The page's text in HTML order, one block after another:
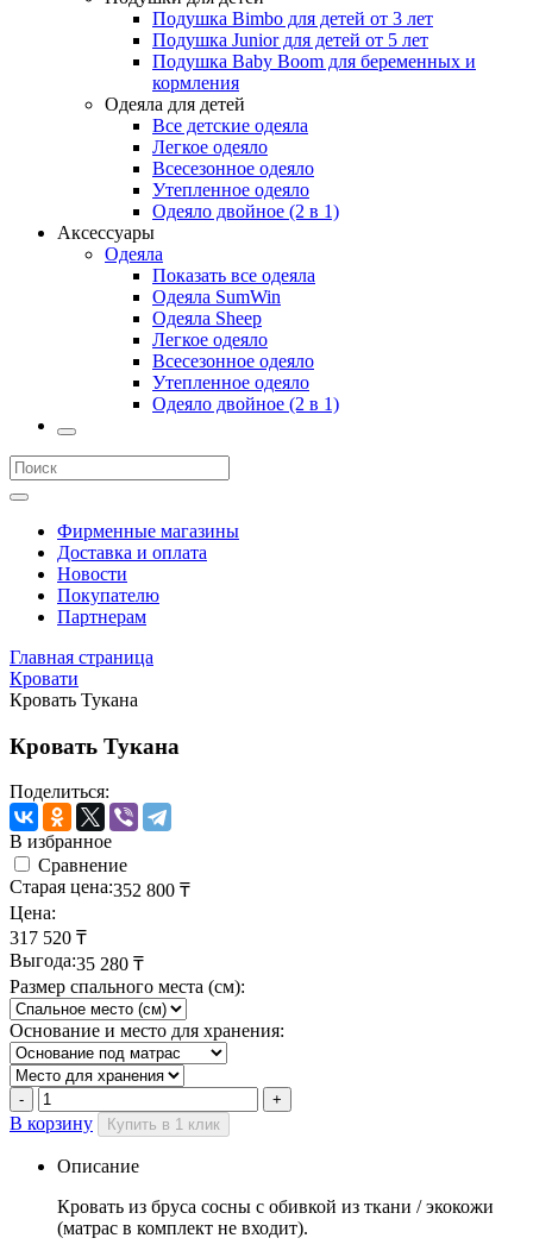
Подушка Bimbo для детей от 3 лет
Подушка Junior для детей от 5 лет
Подушка Baby Boom для беременных и
кормления
Одеяла для детей
Все детские одеяла
Легкое одеяло
Всесезонное одеяло
Утепленное одеяло
Одеяло двойное (2 в 1)
Аксессуары
Одеяла
Показать все одеяла
Одеяла SumWin
Одеяла Sheep
Легкое одеяло
Всесезонное одеяло
Утепленное одеяло
Одеяло двойное (2 в 1)
Фирменные магазины
Доставка и оплата
Новости
Покупателю
Партнерам
Главная страница
Кровати
Кровать Тукана
Кровать Тукана
Поделиться:
В избранное
Сравнение
Старая цена:352 800 ₸
Цена:
317 520 ₸
Выгода:35 280 ₸
Размер спального места (см):
Основание и место для хранения:
В корзину Купить в 1 клик
Описание
Кровать из бруса сосны с обивкой из ткани / экокожи
(матрас в комплект не входит).